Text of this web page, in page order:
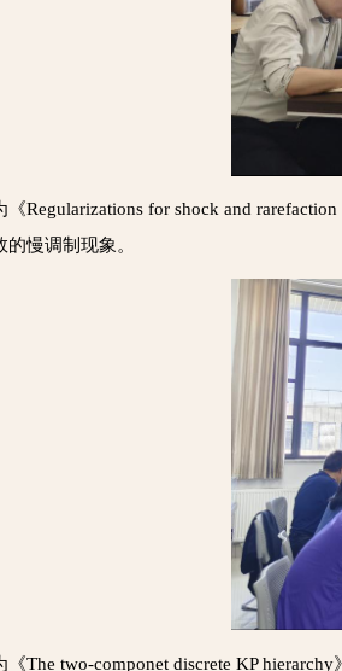
Regularizations for shock and
慢调制现象。
《The two-componet discrete KP